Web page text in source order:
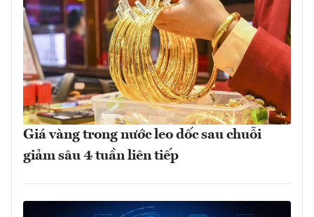
Giá vàng trong nước leo dốc sau chuỗi
giảm sâu 4 tuần liên tiếp